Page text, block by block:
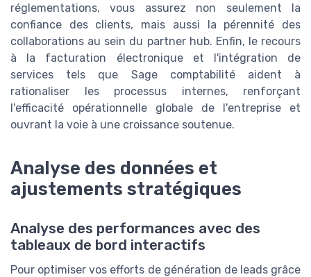
réglementations, vous assurez non seulement la
confiance des clients, mais aussi la pérennité des
collaborations au sein du partner hub. Enfin, le recours
à la facturation électronique et l'intégration de
services tels que Sage comptabilité aident à
rationaliser les processus internes, renforçant
l'efficacité opérationnelle globale de l'entreprise et
ouvrant la voie à une croissance soutenue.
Analyse des données et
ajustements stratégiques
Analyse des performances avec des
tableaux de bord interactifs
Pour optimiser vos efforts de génération de leads grâce